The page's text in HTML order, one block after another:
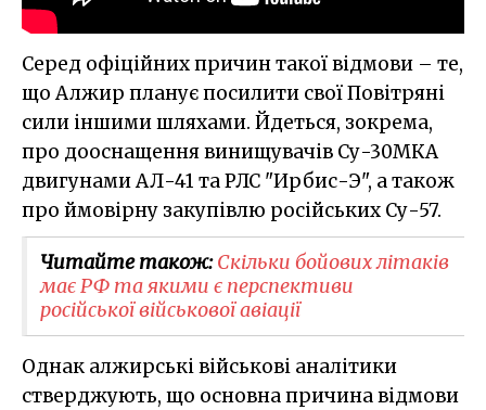
Серед офіційних причин такої відмови – те,
що Алжир планує посилити свої Повітряні
сили іншими шляхами. Йдеться, зокрема,
про дооснащення винищувачів Су-30МКА
двигунами АЛ-41 та РЛС "Ирбис-Э", а також
про ймовірну закупівлю російських Су-57.
Читайте також:Скільки бойових літаків
має РФ та якими є перспективи
російської військової авіації
Однак алжирські військові аналітики
стверджують, що основна причина відмови